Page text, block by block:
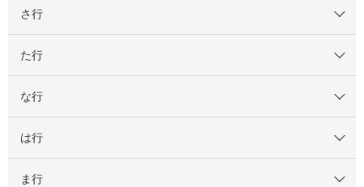
さ行
た行
な行
は行
ま行